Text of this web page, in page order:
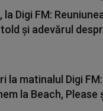
la Digi FM:
și adevărul
la matinalul Digi
la Beach, Please